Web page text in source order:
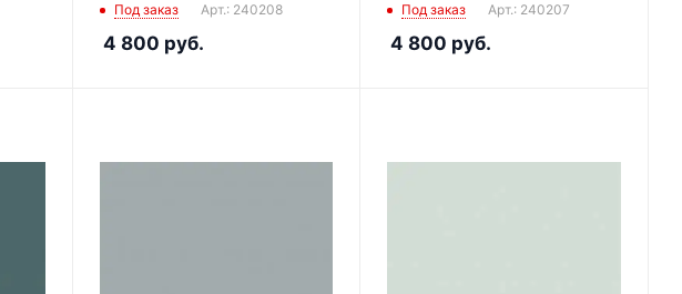
Под заказ Арт.: 240208
4 800 руб.
Под заказ Арт.: 240207
4 800 руб.